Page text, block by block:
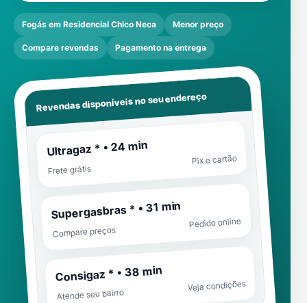
Fogás em Residencial Chico Neca Menor preço
Compare revendas Pagamento na entrega
Revendas disponíveis no seu endereço
Ultragaz * • 24 min
Frete grátis
Pix e cartão
Supergasbras * • 31 min
Compare preços
Pedido online
Consigaz * • 38 min
Atende seu bairro
Veja condições